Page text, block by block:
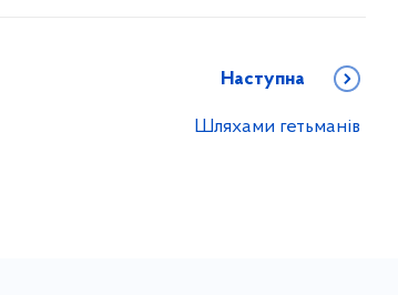
Наступна
Шляхами гетьманів